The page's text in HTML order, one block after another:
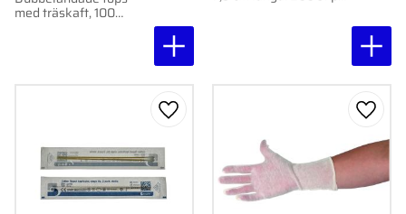
med träskaft, 100
Lägg till i favoriter Lägg